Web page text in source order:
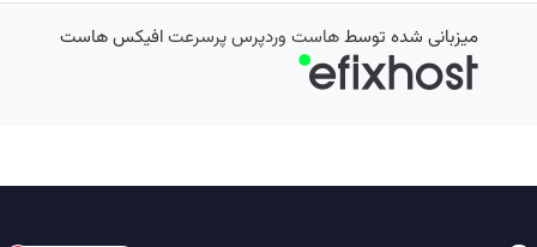
میزبانی شده توسطهاست وردپرس پرسرعتافیکس هاست